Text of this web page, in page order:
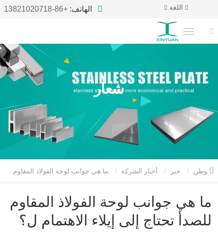
الهاتف: +86-13821020718 اللغة
شعار
خبر أخبار الشركة ما هي جوانب لوحة الفولاذ المقاوم
للصدأ تحتاج إلى إيلاء الاهتمام ل؟
ما هي جوانب لوحة الفولاذ المقاوم
للصدأ تحتاج إلى إيلاء الاهتمام ل؟